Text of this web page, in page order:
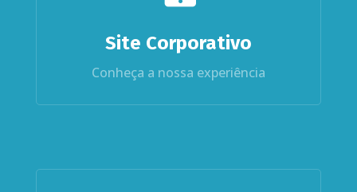
Site Corporativo
Conheça a nossa experiência